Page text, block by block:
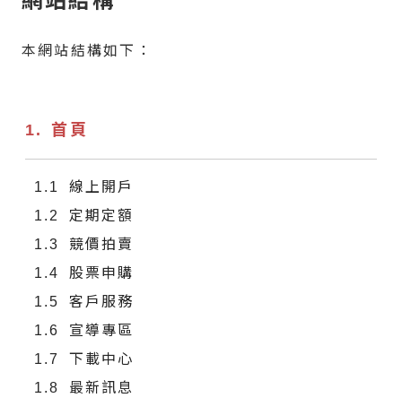
本網站結構如下：
首頁
線上開戶
定期定額
競價拍賣
股票申購
客戶服務
宣導專區
下載中心
最新訊息